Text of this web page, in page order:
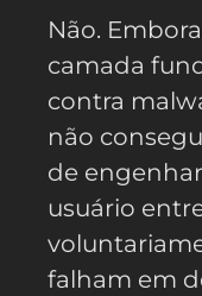
Não.
camada
contra
não
de
usuário
falham em